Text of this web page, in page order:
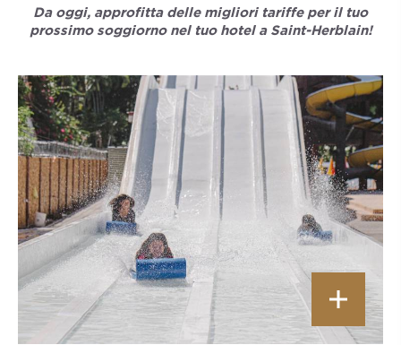
Da oggi, approfitta delle migliori tariffe per il tuo
prossimo soggiorno nel tuo hotel a Saint-Herblain!